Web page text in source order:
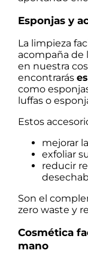
Esponjas y
La limpieza
acompaña de
en nuestra
encontrarás
como
luffas o
Estos
mejorar
exfoliar
reducir
Son el
zero waste y
Cosmética
mano